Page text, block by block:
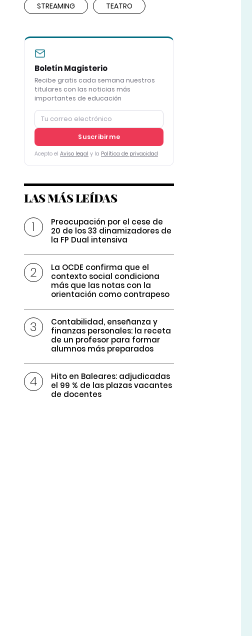
STREAMING TEATRO
Boletín Magisterio
Recibe gratis cada semana nuestros
titulares con las noticias más
importantes de educación
Suscribirme
Acepto el Aviso legal y la Política de privacidad
LAS MÁS LEÍDAS
Preocupación por el cese de
20 de los 33 dinamizadores de
la FP Dual intensiva
La OCDE confirma que el
contexto social condiciona
más que las notas con la
orientación como contrapeso
Contabilidad, enseñanza y
finanzas personales: la receta
de un profesor para formar
alumnos más preparados
Hito en Baleares: adjudicadas
el 99 % de las plazas vacantes
de docentes